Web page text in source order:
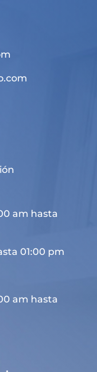
am hasta
01:00 pm
am hasta